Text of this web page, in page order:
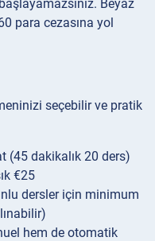
Beyaz
para cezasına yol
seçebilir ve pratik
(45 dakikalık 20 ders)
€25
dersler için minimum
hem de otomatik